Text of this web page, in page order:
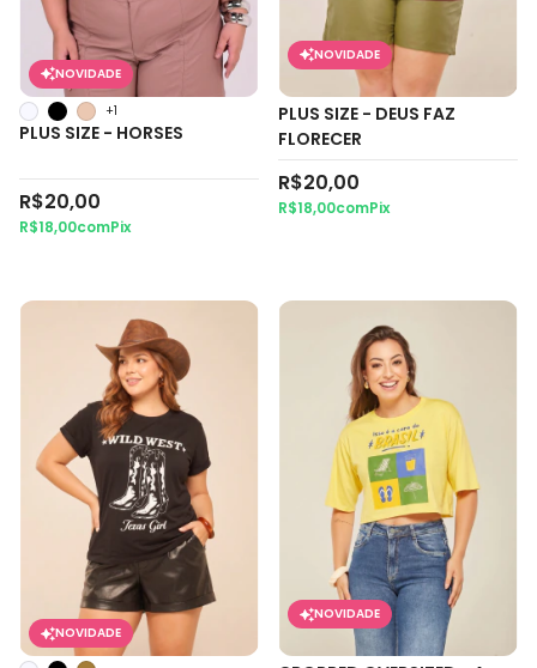
PLUS SIZE - HORSES
NOVIDADE
R$20,00
R$18,00comPix
+1
PLUS SIZE - DEUS FAZ
FLORECER
NOVIDADE
R$20,00
R$18,00comPix
NOVIDADE
NOVIDADE